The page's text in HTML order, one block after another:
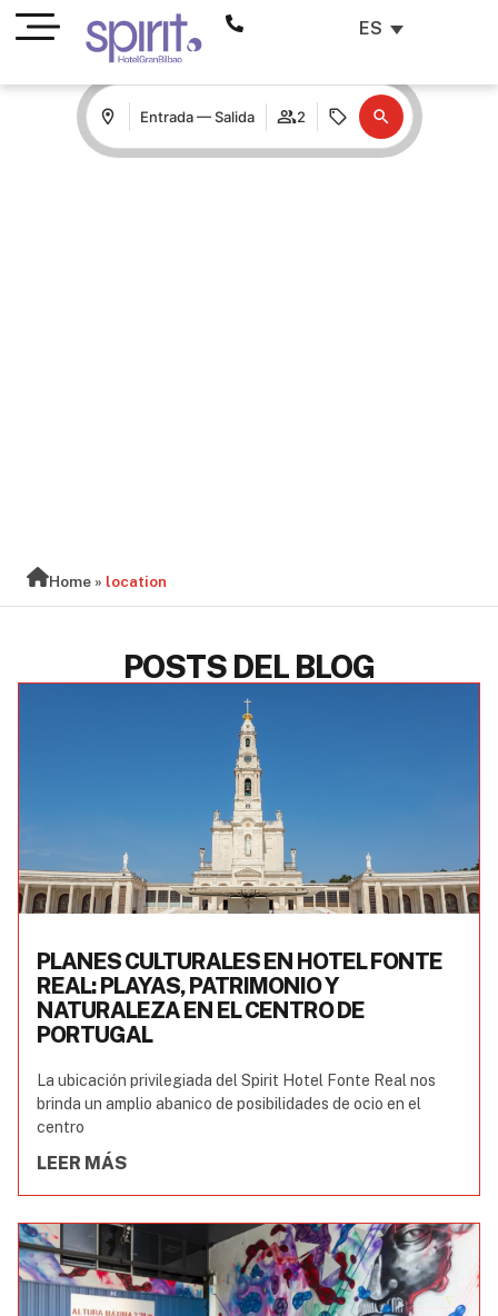
ES
Entrada — Salida 2
Home » location
POSTS DEL BLOG
PLANES CULTURALES EN HOTEL FONTE
REAL: PLAYAS, PATRIMONIO Y
NATURALEZA EN EL CENTRO DE
PORTUGAL
La ubicación privilegiada del Spirit Hotel Fonte Real nos
brinda un amplio abanico de posibilidades de ocio en el
centro
LEER MÁS